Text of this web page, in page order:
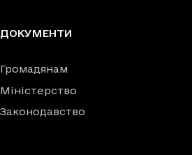
ДОКУМЕНТИ
Громадянам
Міністерство
Законодавство